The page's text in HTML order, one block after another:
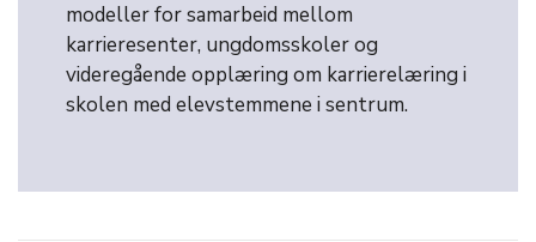
modeller for samarbeid mellom
karrieresenter, ungdomsskoler og
videregående opplæring om karrierelæring i
skolen med elevstemmene i sentrum.